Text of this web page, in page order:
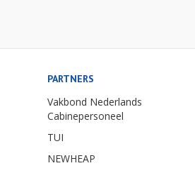
PARTNERS
Vakbond Nederlands
Cabinepersoneel
TUI
NEWHEAP